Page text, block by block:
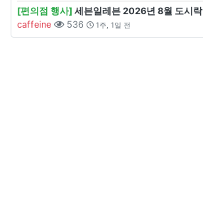
[편의점 행사] 세븐일레븐 2026년 8월 도시락
caffeine
536 1주, 1일 전